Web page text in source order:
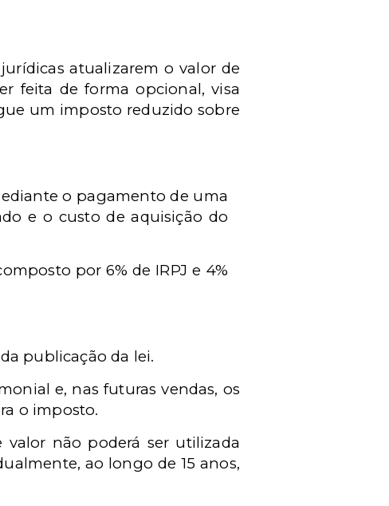
atualizarem o valor de
feita de forma opcional, visa
um imposto reduzido sobre
o pagamento de uma
e o custo de aquisição do
por 6% de IRPJ e 4%
publicação da lei.
e, nas futuras vendas, os
o imposto.
valor não poderá ser utilizada
ao longo de 15 anos,